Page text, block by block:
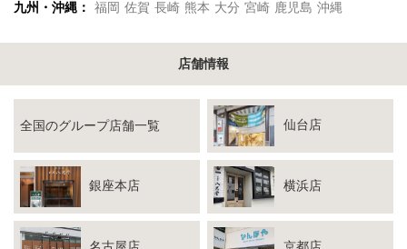
九州・沖縄：
福岡 佐賀 長崎 熊本 大分 宮崎 鹿児島 沖縄
店舗情報
全国のグループ店舗一覧 仙台店
銀座本店 横浜店